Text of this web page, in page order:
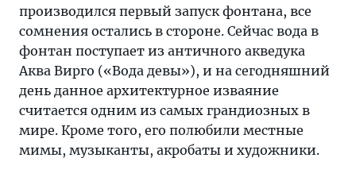
производился первый запуск фонтана, все
сомнения остались в стороне. Сейчас вода в
фонтан поступает из античного акведука
Аква Вирго («Вода девы»), и на сегодняшний
день данное архитектурное изваяние
считается одним из самых грандиозных в
мире. Кроме того, его полюбили местные
мимы, музыканты, акробаты и художники.